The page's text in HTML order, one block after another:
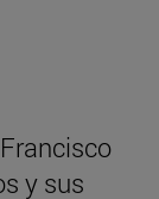
y sus